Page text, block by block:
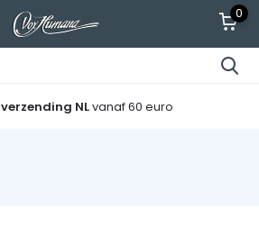
0
NLvanaf 60 euro